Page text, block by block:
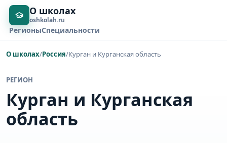
О школах
oshkolah.ru
РегионыСпециальности
О школах/Россия/Курган и Курганская область
РЕГИОН
Курган и Курганская
область